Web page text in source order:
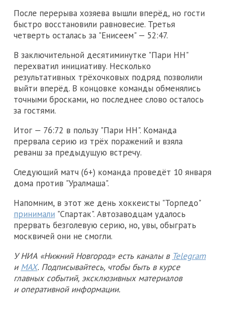
После перерыва хозяева вышли вперёд, но гости
быстро восстановили равновесие. Третья
четверть осталась за "Енисеем" — 52:47.
В заключительной десятиминутке "Пари НН"
перехватил инициативу. Несколько
результативных трёхочковых подряд позволили
выйти вперёд. В концовке команды обменялись
точными бросками, но последнее слово осталось
за гостями.
Итог — 76:72 в пользу "Пари НН". Команда
прервала серию из трёх поражений и взяла
реванш за предыдущую встречу.
Следующий матч (6+) команда проведёт 10 января
дома против "Уралмаша".
Напомним, в этот же день хоккеисты "Торпедо"
принимали "Спартак". Автозаводцам удалось
прервать безголевую серию, но, увы, обыграть
москвичей они не смогли.
У НИА «Нижний Новгород» есть каналы в Telegram
и MAX. Подписывайтесь, чтобы быть в курсе
главных событий, эксклюзивных материалов
и оперативной информации.